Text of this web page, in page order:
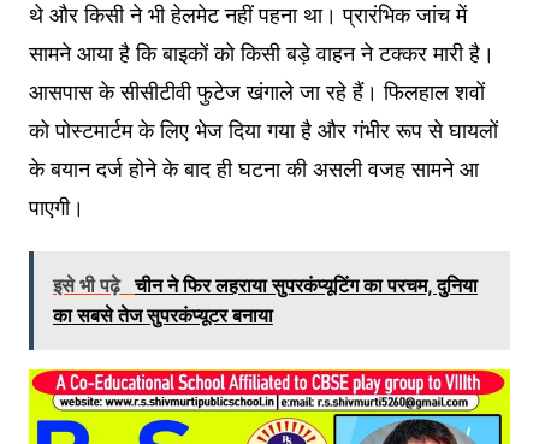
थे और किसी ने भी हेलमेट नहीं पहना था। प्रारंभिक जांच में
सामने आया है कि बाइकों को किसी बड़े वाहन ने टक्कर मारी है।
आसपास के सीसीटीवी फुटेज खंगाले जा रहे हैं। फिलहाल शवों
को पोस्टमार्टम के लिए भेज दिया गया है और गंभीर रूप से घायलों
के बयान दर्ज होने के बाद ही घटना की असली वजह सामने आ
पाएगी।
इसे भी पढ़े चीन ने फिर लहराया सुपरकंप्यूटिंग का परचम, दुनिया
का सबसे तेज सुपरकंप्यूटर बनाया